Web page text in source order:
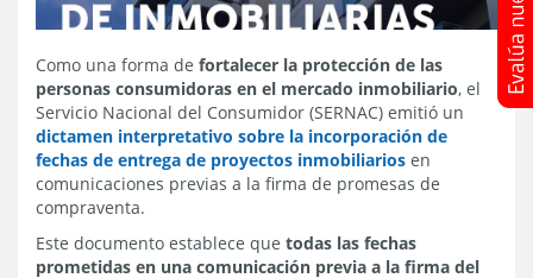
Como una forma de fortalecer la protección de las
personas consumidoras en el mercado inmobiliario, el
Servicio Nacional del Consumidor (SERNAC) emitió un
dictamen interpretativo sobre la incorporación de
fechas de entrega de proyectos inmobiliarios en
comunicaciones previas a la firma de promesas de
compraventa.
Este documento establece que todas las fechas
prometidas en una comunicación previa a la firma del